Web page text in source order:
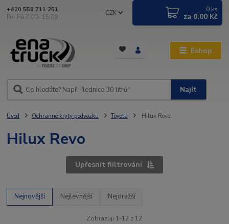
Eshop
CZK
Najít
+420 558 711 251
Po- Pá 7:00- 15:00
0 ks
za 0,00 Kč
Úvod Ochranné kryty podvozku Toyota Hilux Revo
Hilux Revo
Upřesnit fiiltrování
Nejnovější Nejlevnější Nejdražší
Zobrazuji 1-12 z 12